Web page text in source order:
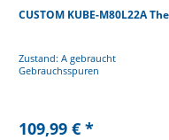
CUSTOM KUBE-M80L22A
Zustand: A gebraucht
Gebrauchsspuren
109,99 € *